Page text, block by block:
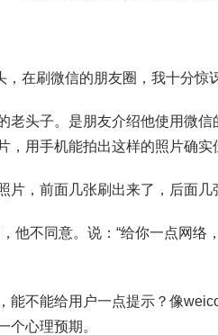
在刷微信的朋友圈，我十分惊
老头子。是朋友介绍他使用微
用手机能拍出这样的照片确实
，前面几张刷出来了，后面几
他不同意。说：“给你一点网络
能不能给用户一点提示？像
个心理预期。